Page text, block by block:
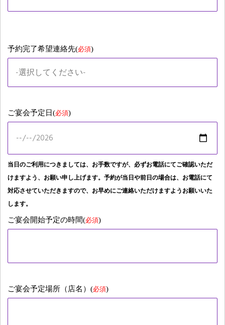
予約完了希望連絡先(必須)
ご宴会予定日(必須)
当日のご利用につきましては、お手数ですが、必ずお電話にてご確認いただ
けますよう、お願い申し上げます。予約が当日や前日の場合は、お電話にて
対応させていただきますので、お早めにご連絡いただけますようお願いいた
します。
ご宴会開始予定の時間(必須)
ご宴会予定場所（店名）(必須)